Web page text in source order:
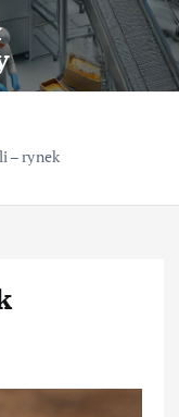
– rynek